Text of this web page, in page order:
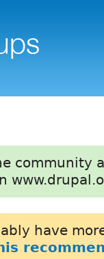
community
have